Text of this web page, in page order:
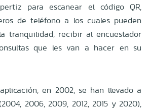
para escanear el código QR,
de teléfono a los cuales pueden
tranquilidad, recibir al encuestador
que les van a hacer en su
en 2002, se han llevado a
2006, 2009, 2012, 2015 y 2020),